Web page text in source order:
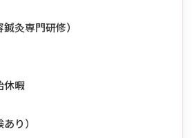
灸専門研修）
休暇
り）